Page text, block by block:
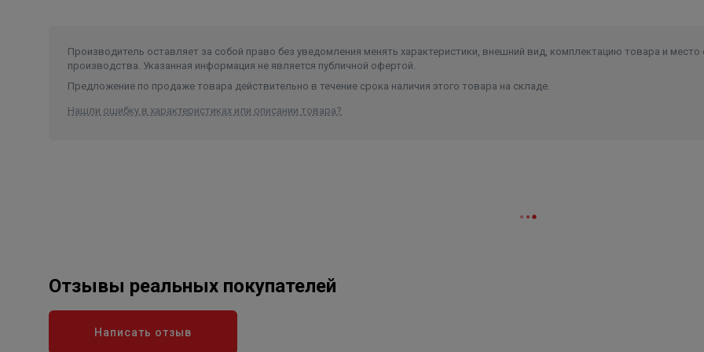
Производитель оставляет за собой право без уведомления менять характеристики, внешний вид, комплектацию товара и место
производства. Указанная информация не является публичной офертой.
Предложение по продаже товара действительно в течение срока наличия этого товара на складе.
Нашли ошибку в характеристиках или описании товара?
Отзывы реальных покупателей
Написать отзыв